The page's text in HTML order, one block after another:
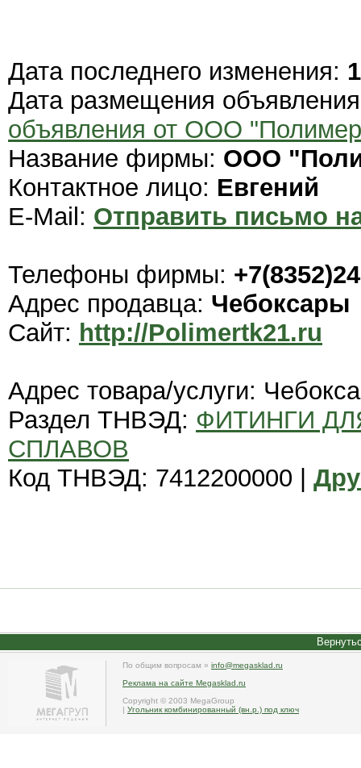
Дата последнего изменения:
Дата размещения
объявления от ООО
Название фирмы: ООО
Контактное лицо: Евгений
E-Mail: Отправить письмо
Телефоны фирмы:
Адрес продавца: Чебоксары
Сайт: http://Polimertk21.ru
Адрес товара/услуги:
Раздел ТНВЭД: ФИТИНГИ
СПЛАВОВ
Код ТНВЭД: 7412200000 |
По общим вопросам » info@megasklad.ru
Реклама на сайте Megasklad.ru
Copyright © 2003 MegaGroup
| Угольник комбинированный (вн.р.) под ключ